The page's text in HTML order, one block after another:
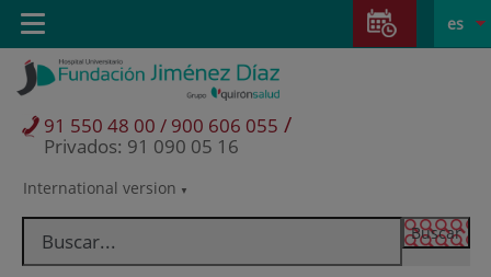
Saltar al contenido
Saltar
contenido
Selector
idioma
activo
es
International version
91 550 48 00 / 900 606 055 /
Privados: 91 090 05 16
Toggle
navigation